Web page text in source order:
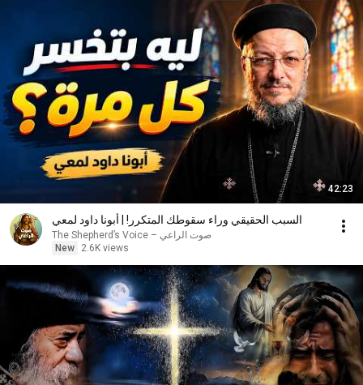
42:23
السبب الحقيقي وراء سقوطك المتكرر! | أبونا داود لمعي
صوت الراعي – The Shepherd’s Voice
New
2.6K views